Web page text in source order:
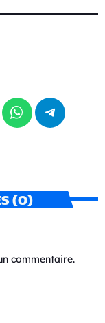
(0)
commentaire.